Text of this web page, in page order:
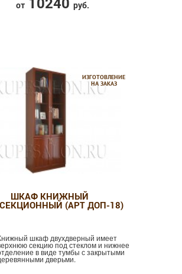
от руб.
ИЗГОТОВЛЕНИЕ
НА ЗАКАЗ
ШКАФ КНИЖНЫЙ
(АРТ ДОП-18)
шкаф двухдверный имеет
секцию под стеклом и нижнее
в виде тумбы с закрытыми
дверьми.